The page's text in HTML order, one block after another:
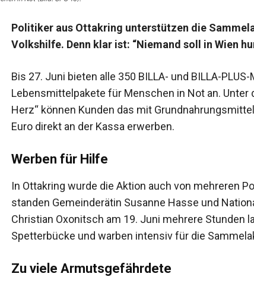
Politiker aus Ottakring unterstützen die
Volkshilfe. Denn klar ist: “Niemand soll in Wien
Bis 27. Juni bieten alle 350 BILLA- und BILLA-
Lebensmittelpakete für Menschen in Not an. Unter
Herz“ können Kunden das mit
Euro direkt an der Kassa erwerben.
Werben für Hilfe
In Ottakring wurde die Aktion auch von mehreren
standen Gemeinderätin Susanne Hasse und
Christian Oxonitsch am 19. Juni mehrere Stunden
Spetterbücke und warben intensiv für die
Zu viele Armutsgefährdete